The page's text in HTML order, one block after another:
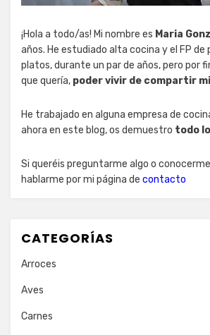
¡Hola a todo/as! Mi nombre es Maria
años. He estudiado alta cocina y el FP de
platos, durante un par de años, pero por
que quería, poder vivir de compartir
He trabajado en alguna empresa de
ahora en este blog, os demuestro todo
Si queréis preguntarme algo o
hablarme por mi página de contacto
CATEGORÍAS
Arroces
Aves
Carnes